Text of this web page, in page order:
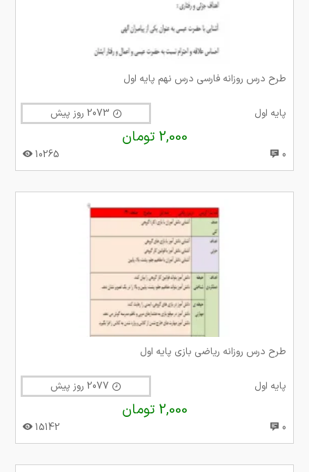
طرح درس روزانه فارسی درس نهم پایه اول
پایه اول
2,000 تومان
0
10265
طرح درس روزانه ریاضی بازی پایه اول
پایه اول
2,000 تومان
0
15142